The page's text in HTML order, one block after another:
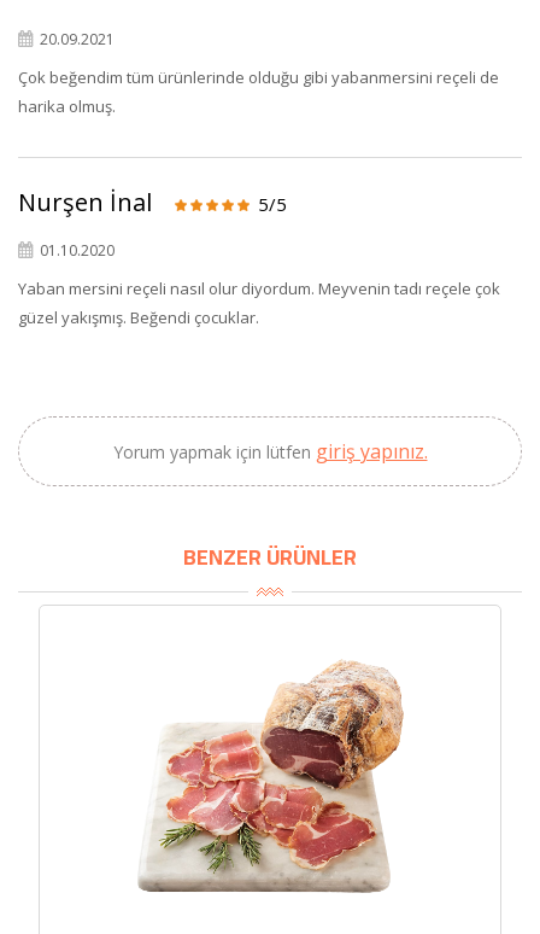
20.09.2021
Çok beğendim tüm ürünlerinde olduğu gibi yabanmersini reçeli de
harika olmuş.
Nurşen İnal 5/5
01.10.2020
Yaban mersini reçeli nasıl olur diyordum. Meyvenin tadı reçele çok
güzel yakışmış. Beğendi çocuklar.
Yorum yapmak için lütfen giriş yapınız.
BENZER ÜRÜNLER
×
2071,30 TL
Naturel Sızma
Zeytinyağı (5lt, Soğuk
SEPETE EKLE